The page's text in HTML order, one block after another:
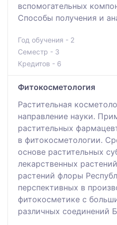
вспомогательных
Способы получения и
Год обучения - 2
Семестр - 3
Кредитов - 6
Фитокосметология
Растительная
направление науки.
растительных
в фитокосметологии.
основе растительных
лекарственных
растений флоры
перспективных в
фитокосметике с
различных соединений